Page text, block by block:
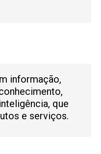
informação,
que
e serviços.